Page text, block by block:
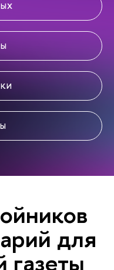
для
газеты